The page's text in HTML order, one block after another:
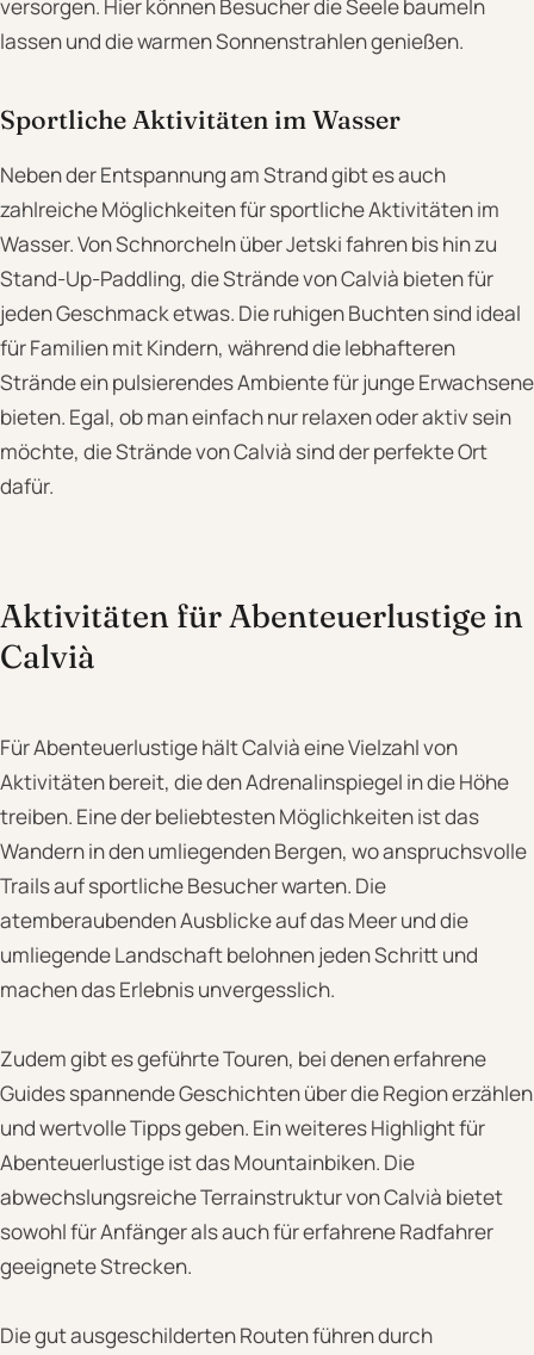
versorgen. Hier können Besucher die Seele baumeln
lassen und die warmen Sonnenstrahlen genießen.
Sportliche Aktivitäten im Wasser
Neben der Entspannung am Strand gibt es auch
zahlreiche Möglichkeiten für sportliche Aktivitäten im
Wasser. Von Schnorcheln über Jetski fahren bis hin zu
Stand-Up-Paddling, die Strände von Calvià bieten für
jeden Geschmack etwas. Die ruhigen Buchten sind ideal
für Familien mit Kindern, während die lebhafteren
Strände ein pulsierendes Ambiente für junge Erwachsene
bieten. Egal, ob man einfach nur relaxen oder aktiv sein
möchte, die Strände von Calvià sind der perfekte Ort
dafür.
Aktivitäten für Abenteuerlustige in
Calvià
Für Abenteuerlustige hält Calvià eine Vielzahl von
Aktivitäten bereit, die den Adrenalinspiegel in die Höhe
treiben. Eine der beliebtesten Möglichkeiten ist das
Wandern in den umliegenden Bergen, wo anspruchsvolle
Trails auf sportliche Besucher warten. Die
atemberaubenden Ausblicke auf das Meer und die
umliegende Landschaft belohnen jeden Schritt und
machen das Erlebnis unvergesslich.
Zudem gibt es geführte Touren, bei denen erfahrene
Guides spannende Geschichten über die Region erzählen
und wertvolle Tipps geben. Ein weiteres Highlight für
Abenteuerlustige ist das Mountainbiken. Die
abwechslungsreiche Terrainstruktur von Calvià bietet
sowohl für Anfänger als auch für erfahrene Radfahrer
geeignete Strecken.
Die gut ausgeschilderten Routen führen durch